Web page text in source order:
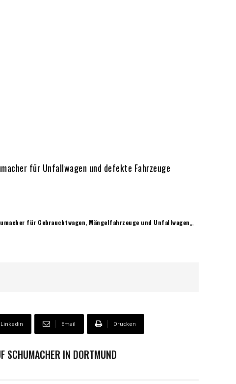
für Unfallwagen und defekte Fahrzeuge
für Gebrauchtwagen, Mängelfahrzeuge und Unfallwagen
Linkedin Email Drucken
SCHUMACHER IN DORTMUND